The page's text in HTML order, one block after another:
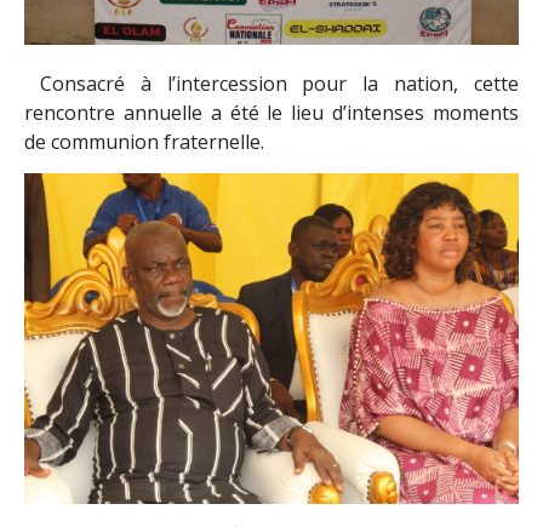
Consacré à l’intercession pour la nation, cette
rencontre annuelle a été le lieu d’intenses moments
de communion fraternelle.